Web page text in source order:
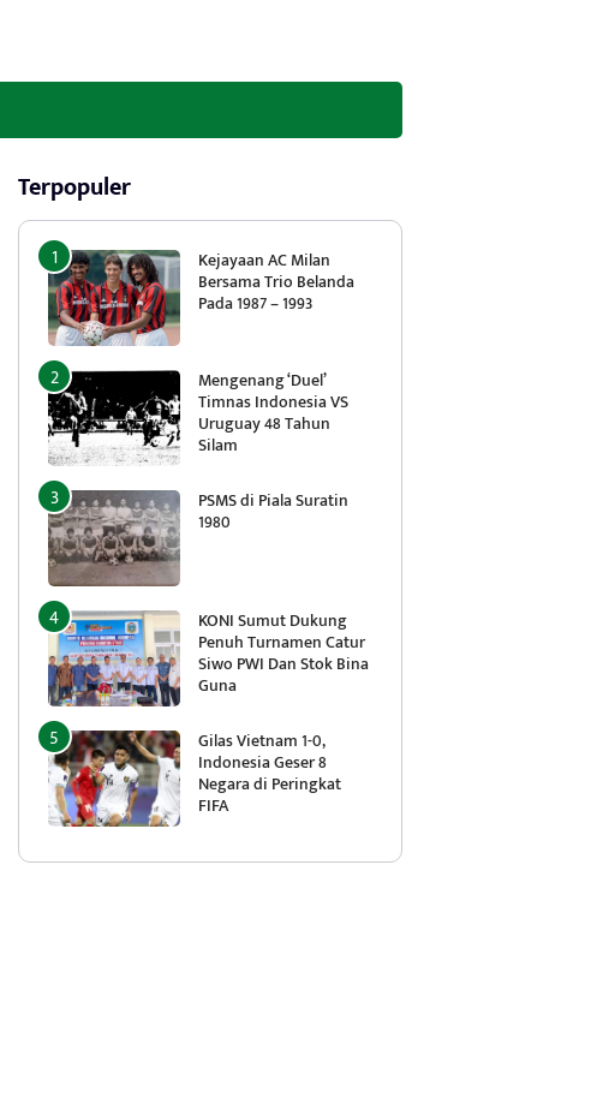
Terpopuler
Kejayaan AC Milan
Bersama Trio Belanda
Pada 1987 – 1993
Mengenang ‘Duel’
Timnas Indonesia VS
Uruguay 48 Tahun
Silam
PSMS di Piala Suratin
1980
KONI Sumut Dukung
Penuh Turnamen Catur
Siwo PWI Dan Stok Bina
Guna
Gilas Vietnam 1-0,
Indonesia Geser 8
Negara di Peringkat
FIFA